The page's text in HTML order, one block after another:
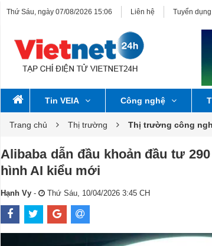
Thứ Sáu, ngày 07/08/2026 15:06 Liên hệ Tuyển dụng
Tin VEIA Công nghệ
Trang chủ Thị trường Thị trường công
Alibaba dẫn đầu khoản đầu tư
hình AI kiểu mới
Hạnh Vy - Thứ Sáu, 10/04/2026 3:45 CH